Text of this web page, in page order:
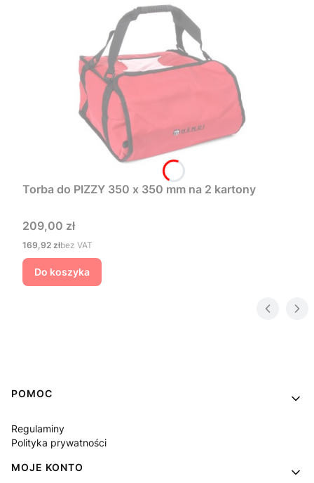
Torba do PIZZY 350 x 350 mm na 2 kartony
Cena
209,00 zł
Cena
169,92 złbez VAT
Do koszyka
Linki w stopce
POMOC
Regulaminy
Polityka prywatności
MOJE KONTO